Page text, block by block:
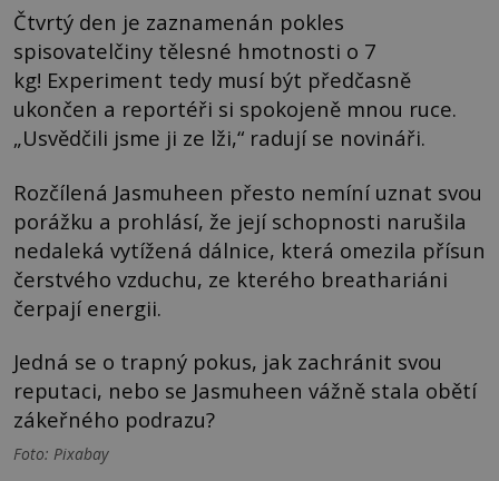
Čtvrtý den je zaznamenán pokles
spisovatelčiny tělesné hmotnosti o 7
kg! Experiment tedy musí být předčasně
ukončen a reportéři si spokojeně mnou ruce.
„Usvědčili jsme ji ze lži,“ radují se novináři.
Rozčílená Jasmuheen přesto nemíní uznat svou
porážku a prohlásí, že její schopnosti narušila
nedaleká vytížená dálnice, která omezila přísun
čerstvého vzduchu, ze kterého breathariáni
čerpají energii.
Jedná se o trapný pokus, jak zachránit svou
reputaci, nebo se Jasmuheen vážně stala obětí
zákeřného podrazu?
Foto: Pixabay